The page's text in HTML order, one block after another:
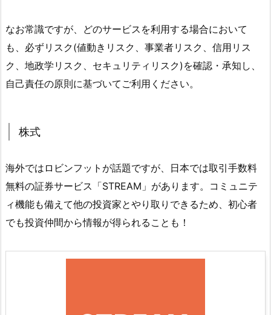
なお常識ですが、どのサービスを利用する場合において
も、必ずリスク(値動きリスク、事業者リスク、信用リス
ク、地政学リスク、セキュリティリスク)を確認・承知し、
自己責任の原則に基づいてご利用ください。
株式
海外ではロビンフットが話題ですが、日本では取引手数料
無料の証券サービス「STREAM」があります。コミュニテ
ィ機能も備えて他の投資家とやり取りできるため、初心者
でも投資仲間から情報が得られることも！